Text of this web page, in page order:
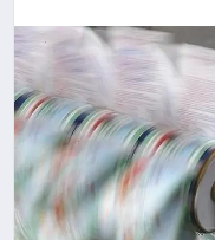
DÜNYA
BILIM VE TEKNOLOJI
OTOMOBIL